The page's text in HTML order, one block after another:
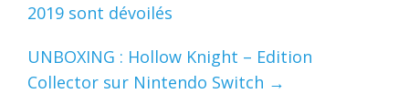
2019 sont dévoilés
UNBOXING : Hollow Knight – Edition
Collector sur Nintendo Switch →